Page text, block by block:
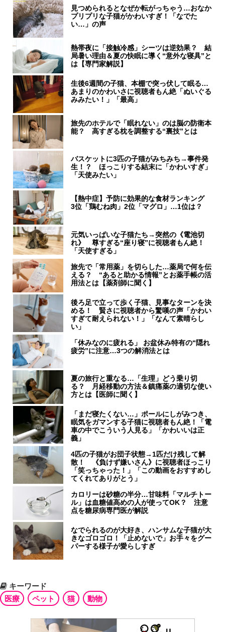
見つめられるとなぜか転がっちゃう…おなか
プリプリな子猫がかわいすぎ！「なでた
い…」の声
熱帯夜に「接触冷感」シーツは逆効果？ 結
局暑い理由＆夏の快眠に導く“意外な寝具”と
は【専門家解説】
生後6週間の子猫、本棚で突っ伏して眠る…
あまりのかわいさに視聴者もん絶「ぬいぐる
みみたい！」「最高」
旅先のホテルで「眠れない」のは脳の防衛本
能？ 高すぎる枕を調整する“裏技”とは
バスケットに3匹の子猫がみちみち→事件発
生！？ ほっこりする結末に「かわいすぎ」
「天使みたい」
【熱中症】予防に効果的な食材ランキング
3位「鶏むね肉」2位「マグロ」…1位は？
元気いっぱいな子猫たち→突然の《電池切
れ》 尊すぎる“座り寝”に視聴者もん絶！
「天使すぎる」
旅先で「常用薬」を切らした…薬局で何を伝
える？ “あると助かる情報”とお薬手帳の活
用法とは【薬剤師に聞く】
後ろ足で立って歩く子猫、見事なターンを決
める！ 賢さに視聴者から驚嘆の声「かわい
すぎて耐えられない！」「なんて素晴らし
い」
「休みなのに疲れる」 お盆休み特有の“隠れ
疲労”に注意…3つの解消法とは
夏の旅行と重なる…「生理」どう乗り切
る？ 月経移動の方法＆鎮痛薬の適切な使い
方とは【医師に聞く】
「まだ寝たくない…」ポールにしがみつき、
眠気をガマンする子猫に視聴者もん絶！「電
車の中でこういう人見る」「かわいいは正
義」
4匹の子猫がお団子状態→1匹だけ残して解
散！ 《負けず嫌いさん》に視聴者ほっこり
「笑っちゃった！」「この動画をおすすめし
てくれてありがとう」
カロリーは砂糖の半分…甘味料「マルチトー
ル」は血糖値高めの人が使ってOK？ 注意
点を糖尿病専門医が解説
なでられるのが大好き、ハンサムな子猫が大
きなゴロゴロ！「止めないで」お手々をグー
パーする様子が愛らしすぎ
キーワード
医療
ペット 猫 動物